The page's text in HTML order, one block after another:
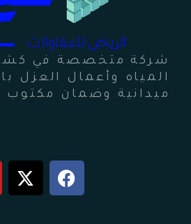
شركة متخصصة في
المياه وأعمال العزل
ميدانية وضمان مكتوب
F
a
c
X
-
t